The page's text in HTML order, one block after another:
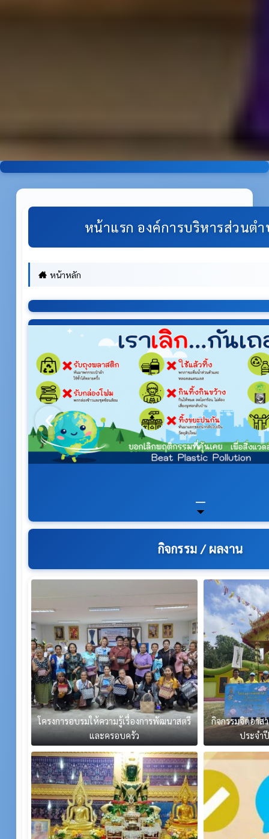
หน้าแรก องค์การบริหารส่วนต
หน้าหลัก
กิจกรรม / ผลงาน
โครงการอบรมให้ความรู้เรื่องการพัฒนาสตรี
และครอบครัว
กิจกรรมจิตอาส
ประจำ